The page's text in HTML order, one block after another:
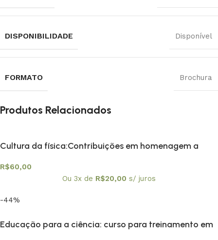
DISPONIBILIDADE Disponível
FORMATO Brochura
Produtos Relacionados
Cultura da física:Contribuições em homenagem a
R$60,00
Ou 3x de R$20,00 s/ juros
-44%
Educação para a ciência: curso para treinamento em